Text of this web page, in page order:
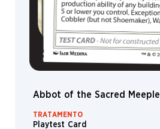
Aranha
Avatar
Centauro
Horror
Urso
Abbot of the Sacred Meeple
TRATAMENTO
Playtest Card